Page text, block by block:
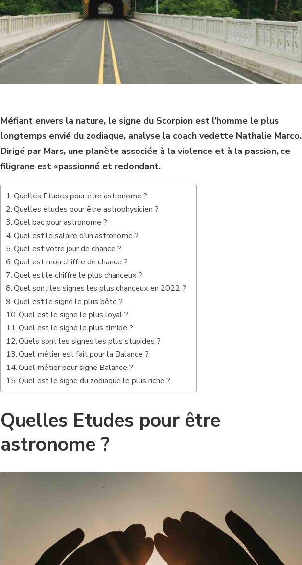
Méfiant envers la nature, le signe du Scorpion est l’homme le plus
longtemps envié du zodiaque, analyse la coach vedette Nathalie Marco.
Dirigé par Mars, une planète associée à la violence et à la passion, ce
filigrane est «passionné et redondant.
Quelles Etudes pour être astronome ?
Quelles études pour être astrophysicien ?
Quel bac pour astronome ?
Quel est le salaire d’un astronome ?
Quel est votre jour de chance ?
Quel est mon chiffre de chance ?
Quel est le chiffre le plus chanceux ?
Quel sont les signes les plus chanceux en 2022 ?
Quel est le signe le plus bête ?
Quel est le signe le plus loyal ?
Quel est le signe le plus timide ?
Quels sont les signes les plus stupides ?
Quel métier est fait pour la Balance ?
Quel métier pour signe Balance ?
Quel est le signe du zodiaque le plus riche ?
Quelles Etudes pour être
astronome ?